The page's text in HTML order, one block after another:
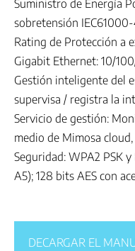
Suministro de Energía
sobretensión
Rating de Protección a
Gigabit Ethernet: 10/
Gestión inteligente del
supervisa / registra la
Servicio de gestión:
medio de Mimosa
Seguridad: WPA2 PSK
A5); 128 bits AES con
DECARGAR EL